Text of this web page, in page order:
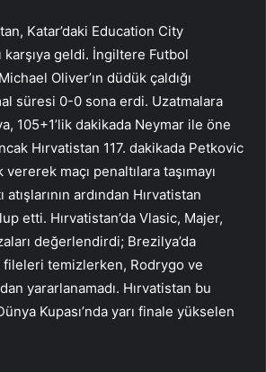
Katar’daki Education City
karşıya geldi. İngiltere Futbol
Oliver’ın düdük çaldığı
süresi 0-0 sona erdi. Uzatmalara
105+1’lik dakikada Neymar ile öne
Hırvatistan 117. dakikada Petkovic
vererek maçı penaltılara taşımayı
ardından Hırvatistan
etti. Hırvatistan’da Vlasic, Majer,
değerlendirdi; Brezilya’da
fileleri temizlerken, Rodrygo ve
yararlanamadı. Hırvatistan bu
Kupası’nda yarı finale yükselen